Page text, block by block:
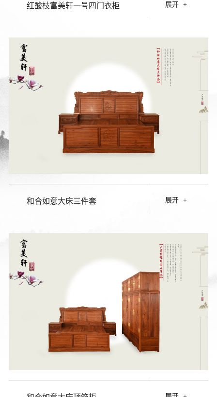
红酸枝富美轩一号四门衣柜 展开 +
和合如意大床三件套 展开 +